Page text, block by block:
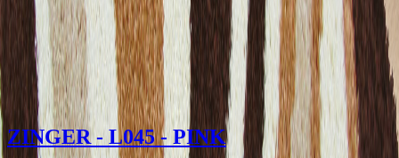
ZINGER - L045 - PINK